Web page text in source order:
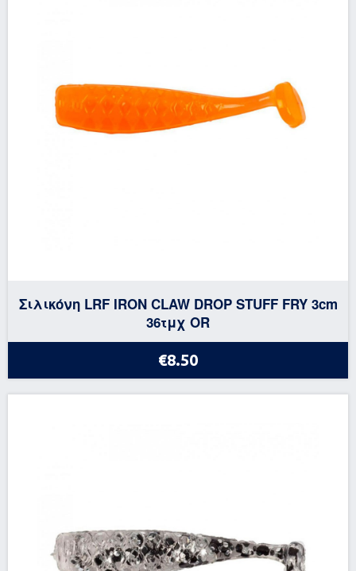
Σιλικόνη LRF IRON CLAW DROP STUFF FRY 3cm
36τμχ OR
€8.50